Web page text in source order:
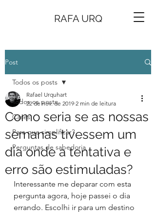
RAFA URQ
Post
Todos os posts
Cases
Para que simplificar?
Perguntas de sabedoria
Todos os posts
Como seria se as nossas
semanas tivessem um
dia onde a tentativa e
erro são estimuladas?
Rafael Urquhart
22 de nov. de 2019 2 min de leitura
Interessante me deparar com esta
pergunta agora, hoje passei o dia
errando. Escolhi ir para um destino